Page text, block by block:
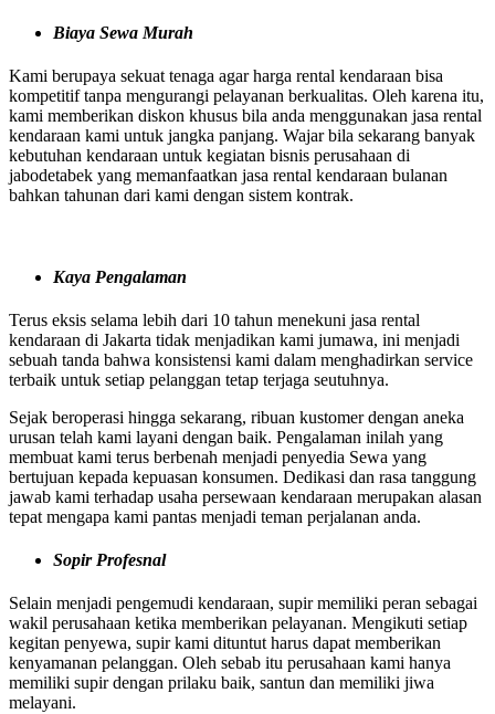
Biaya Sewa Murah
Kami berupaya sekuat tenaga agar harga rental kendaraan bisa
kompetitif tanpa mengurangi pelayanan berkualitas. Oleh karena itu,
kami memberikan diskon khusus bila anda menggunakan jasa rental
kendaraan kami untuk jangka panjang. Wajar bila sekarang banyak
kebutuhan kendaraan untuk kegiatan bisnis perusahaan di
jabodetabek yang memanfaatkan jasa rental kendaraan bulanan
bahkan tahunan dari kami dengan sistem kontrak.
Kaya Pengalaman
Terus eksis selama lebih dari 10 tahun menekuni jasa rental
kendaraan di Jakarta tidak menjadikan kami jumawa, ini menjadi
sebuah tanda bahwa konsistensi kami dalam menghadirkan service
terbaik untuk setiap pelanggan tetap terjaga seutuhnya.
Sejak beroperasi hingga sekarang, ribuan kustomer dengan aneka
urusan telah kami layani dengan baik. Pengalaman inilah yang
membuat kami terus berbenah menjadi penyedia Sewa yang
bertujuan kepada kepuasan konsumen. Dedikasi dan rasa tanggung
jawab kami terhadap usaha persewaan kendaraan merupakan alasan
tepat mengapa kami pantas menjadi teman perjalanan anda.
Sopir Profesnal
Selain menjadi pengemudi kendaraan, supir memiliki peran sebagai
wakil perusahaan ketika memberikan pelayanan. Mengikuti setiap
kegitan penyewa, supir kami dituntut harus dapat memberikan
kenyamanan pelanggan. Oleh sebab itu perusahaan kami hanya
memiliki supir dengan prilaku baik, santun dan memiliki jiwa
melayani.